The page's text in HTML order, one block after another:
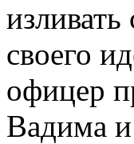
своего
офицер
Вадима и